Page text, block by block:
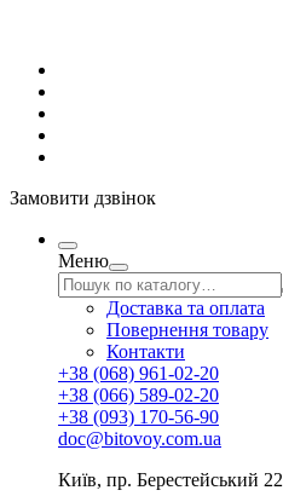
Замовити дзвінок
Меню
Доставка та оплата
Повернення товару
Контакти
+38 (068) 961-02-20
+38 (066) 589-02-20
+38 (093) 170-56-90
doc@bitovoy.com.ua
Київ, пр. Берестейський 22